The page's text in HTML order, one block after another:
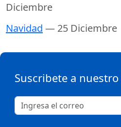
Diciembre
Navidad — 25 Diciembre
Suscribete a